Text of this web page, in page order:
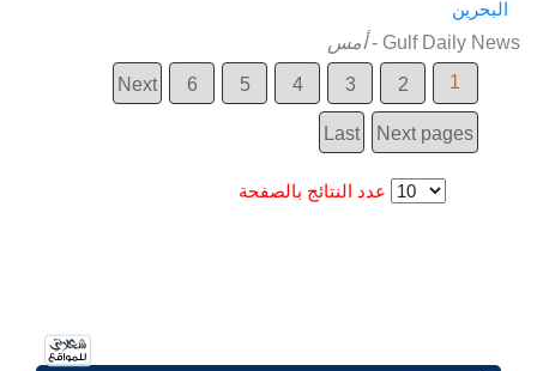
البحرين
Gulf Daily News
-أمس
1
2
3
4
5
6
Next
Next pages
Last
عدد النتائج بالصفحة